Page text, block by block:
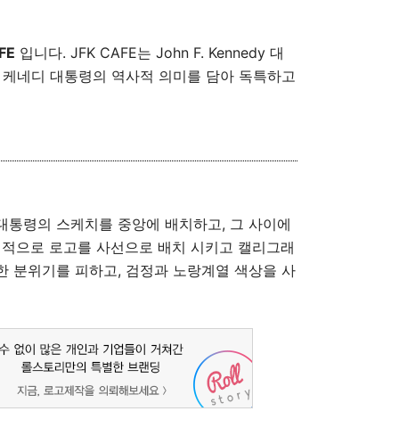
입니다. JFK CAFE는 John F. Kennedy 대
네디 대통령의 역사적 의미를 담아 독특하고
령의 스케치를 중앙에 배치하고, 그 사이에
으로 로고를 사선으로 배치 시키고 캘리그래
분위기를 피하고, 검정과 노랑계열 색상을 사